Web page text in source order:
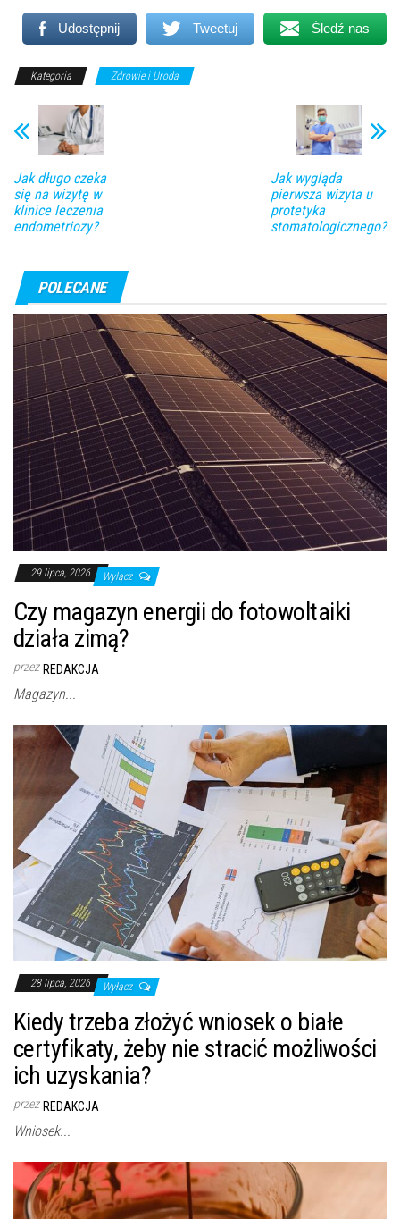
Udostępnij Tweetuj Śledź nas
Kategoria Zdrowie i Uroda
Jak długo czeka
się na wizytę w
klinice leczenia
endometriozy?
Jak wygląda
pierwsza wizyta u
protetyka
stomatologicznego?
POLECANE
29 lipca, 2026 Wyłącz
Czy magazyn energii do fotowoltaiki
działa zimą?
przez REDAKCJA
Magazyn...
28 lipca, 2026 Wyłącz
Kiedy trzeba złożyć wniosek o białe
certyfikaty, żeby nie stracić możliwości
ich uzyskania?
przez REDAKCJA
Wniosek...